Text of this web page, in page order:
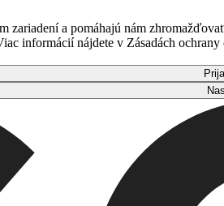
zariadení a pomáhajú nám
informácií nájdete v Zásadách